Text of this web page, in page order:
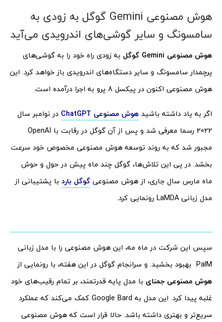
هوش مصنوعی Gemini گوگل به زودی به
سامسونگ و سایر گوشی‌های اندرویدی می‌آید
هوش مصنوعی Gemini گوگل
به زودی راه خود را به گوشی‌های
پرچمدار سامسونگ و سایر دستگاه‌های اندرویدی باز خواهد کرد. این
هوش مصنوعی اکنون در پیکسل 8 پرو به اجرا درآمده است.
اگر به یاد داشته باشید هوش مصنوعی ChatGPT
در نوامبر سال
2022 رسما معرفی شد و پس از آن گوگل در رقابت با OpenAI
مجبور شد که به روند توسعه هوش مصنوعی مخصوص خود سرعت
بخشد. در پی این تلاش‌ها، گوگل چند ماه پیش در حول و حوش
ماه مارس سال جاری، از هوش مصنوعی گوگل بارد با پشتیبانی از
مدل زبانی LaMDA رونمایی کرد.
سپس این شرکت در ماه مه، این هوش مصنوعی را با مدل زبانی
PalM بهبود بخشید. و سرانجام گوگل در این هفته، با رونمایی از
هوش مصنوعی جمنای با مدل پایه قدرتمند، بر تمام رقیب‌های خود
غلبه پیدا کرد. این مدل به Google Bard کمک می‌کند که عملکرد
سریع‌تر و بهتری داشته باشد. حالا قرار است که هوش مصنوعی